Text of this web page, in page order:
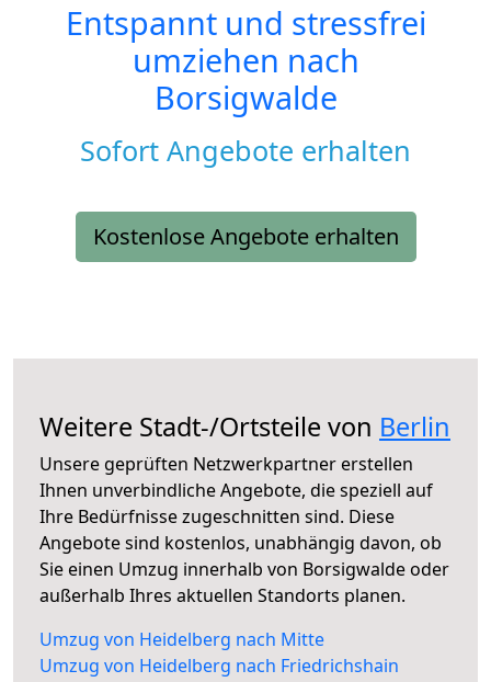
Entspannt und stressfrei
umziehen nach
Borsigwalde
Sofort Angebote erhalten
Kostenlose Angebote erhalten
Weitere Stadt-/Ortsteile von Berlin
Unsere geprüften Netzwerkpartner erstellen
Ihnen unverbindliche Angebote, die speziell auf
Ihre Bedürfnisse zugeschnitten sind. Diese
Angebote sind kostenlos, unabhängig davon, ob
Sie einen Umzug innerhalb von Borsigwalde oder
außerhalb Ihres aktuellen Standorts planen.
Umzug von Heidelberg nach Mitte
Umzug von Heidelberg nach Friedrichshain